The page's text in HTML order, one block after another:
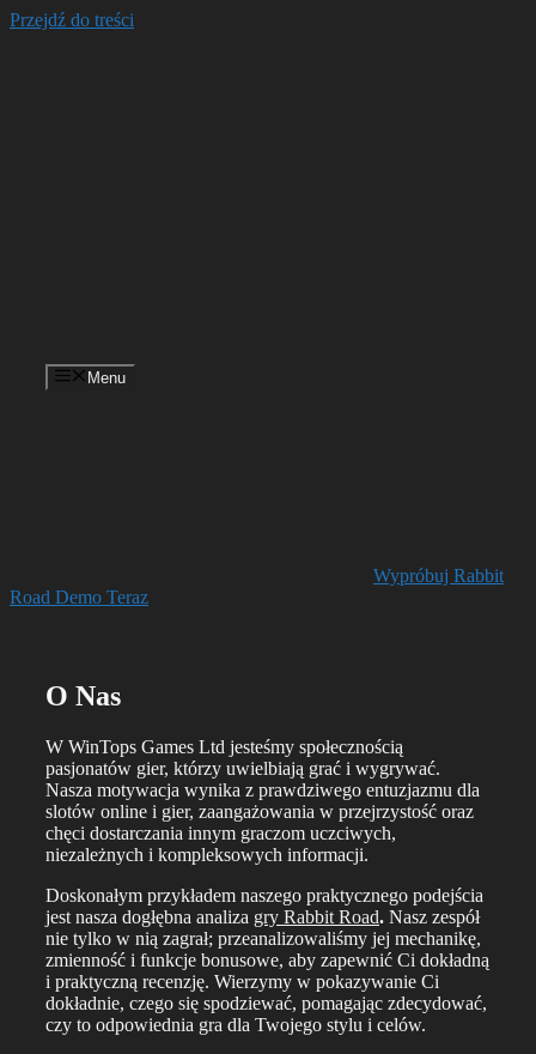
Przejdź do treści
Menu
Wypróbuj Rabbit
Road Demo Teraz
O Nas
W WinTops Games Ltd jesteśmy społecznością
pasjonatów gier, którzy uwielbiają grać i wygrywać.
Nasza motywacja wynika z prawdziwego entuzjazmu dla
slotów online i gier, zaangażowania w przejrzystość oraz
chęci dostarczania innym graczom uczciwych,
niezależnych i kompleksowych informacji.
Doskonałym przykładem naszego praktycznego podejścia
jest nasza dogłębna analiza gry Rabbit Road. Nasz zespół
nie tylko w nią zagrał; przeanalizowaliśmy jej mechanikę,
zmienność i funkcje bonusowe, aby zapewnić Ci dokładną
i praktyczną recenzję. Wierzymy w pokazywanie Ci
dokładnie, czego się spodziewać, pomagając zdecydować,
czy to odpowiednia gra dla Twojego stylu i celów.